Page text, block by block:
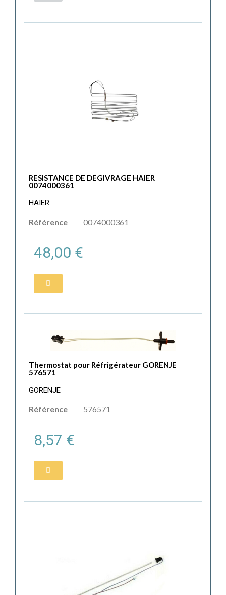
RESISTANCE DE DEGIVRAGE HAIER
0074000361
HAIER
Référence 0074000361
48,00 €
Thermostat pour Réfrigérateur GORENJE
576571
GORENJE
Référence 576571
8,57 €